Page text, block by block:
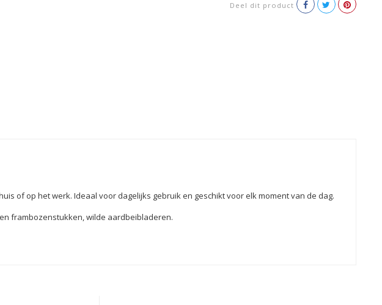
Deel dit product
of op het werk. Ideaal voor dagelijks gebruik en geschikt voor elk moment van de dag.
frambozenstukken, wilde aardbeibladeren.